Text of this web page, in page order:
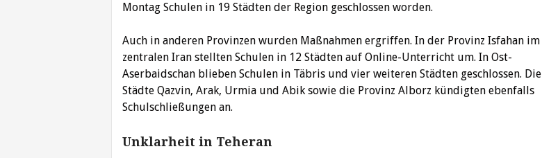
Montag Schulen in 19 Städten der Region geschlossen worden.
Auch in anderen Provinzen wurden Maßnahmen ergriffen. In der Provinz Isfahan im
zentralen Iran stellten Schulen in 12 Städten auf Online-Unterricht um. In Ost-
Aserbaidschan blieben Schulen in Täbris und vier weiteren Städten geschlossen. Die
Städte Qazvin, Arak, Urmia und Abik sowie die Provinz Alborz kündigten ebenfalls
Schulschließungen an.
Unklarheit in Teheran